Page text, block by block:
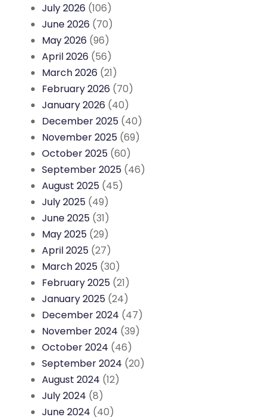
July 2026 (106)
June 2026 (70)
May 2026 (96)
April 2026 (56)
March 2026 (21)
February 2026 (70)
January 2026 (40)
December 2025 (40)
November 2025 (69)
October 2025 (60)
September 2025 (46)
August 2025 (45)
July 2025 (49)
June 2025 (31)
May 2025 (29)
April 2025 (27)
March 2025 (30)
February 2025 (21)
January 2025 (24)
December 2024 (47)
November 2024 (39)
October 2024 (46)
September 2024 (20)
August 2024 (12)
July 2024 (8)
June 2024 (40)